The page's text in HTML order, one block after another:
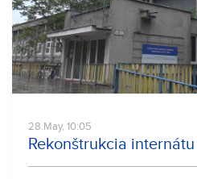
28.May, 10:05
Rekonštrukcia internátu